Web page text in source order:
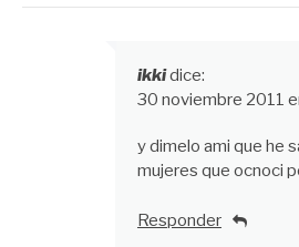
ikkidice:
30 noviembre 2011
y dimelo ami que he
mujeres que ocnoci
Responder